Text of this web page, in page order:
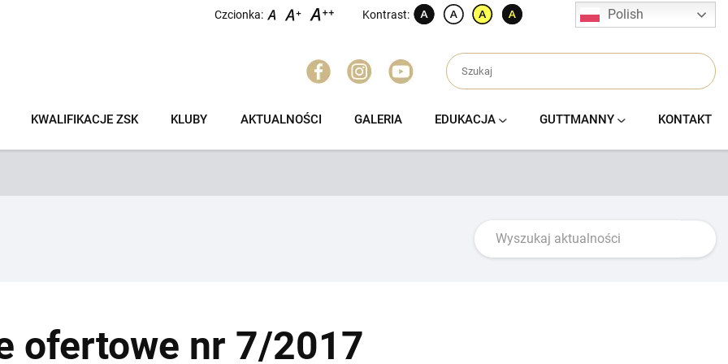
Czcionka: Kontrast: Polish
KWALIFIKACJE ZSK KLUBY AKTUALNOŚCI GALERIA EDUKACJA GUTTMANNY KONTAKT
ofertowe nr 7/2017